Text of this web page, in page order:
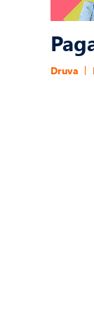
Druva